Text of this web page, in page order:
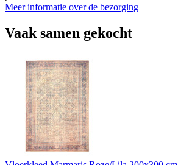
Meer informatie over de bezorging
Vaak samen gekocht